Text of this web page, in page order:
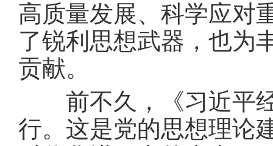
高质量发展、科学应对
了锐利思想武器，也为
贡献。
前不久，《习近平经
行。这是党的思想理论